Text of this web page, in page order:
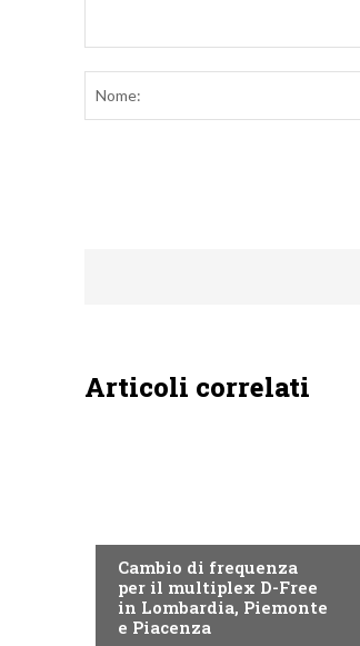
Articoli correlati
Cambio di frequenza
per il multiplex D-Free
in Lombardia, Piemonte
e Piacenza